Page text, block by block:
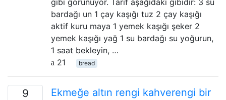
gibi görünüyor. Tarif aşağıdaki gibidir: 3 su
bardağı un 1 çay kaşığı tuz 2 çay kaşığı
aktif kuru maya 1 yemek kaşığı şeker 2
yemek kaşığı yağ 1 su bardağı su yoğurun,
1 saat bekleyin, …
21
bread
9
Ekmeğe altın rengi kahverengi bir